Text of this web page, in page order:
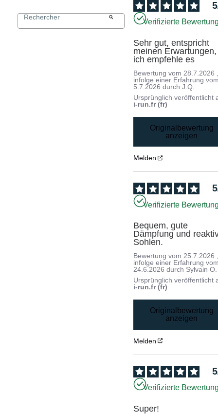
5
Verifizierte
Sehr gut, entspricht
meinen Erwartungen,
ich empfehle es
Bewertung vom 28.7.2026
infolge einer Erfahrung
5.7.2026 durchJ.Q.
Ursprünglich veröffentlicht
i-run.fr (fr)
Originalbewertung
anzeigen
Melden
5
Verifizierte
Bequem, gute
Dämpfung und
Sohlen.
Bewertung vom25.7.2026
infolge einer Erfahrung
24.6.2026 durch Sylvain O.
Ursprünglich veröffentlicht
i-run.fr (fr)
Originalbewertung
anzeigen
Melden
5
Verifizierte
Super!